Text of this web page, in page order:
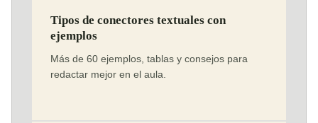
Tipos de conectores textuales con
ejemplos
Más de 60 ejemplos, tablas y consejos para
redactar mejor en el aula.